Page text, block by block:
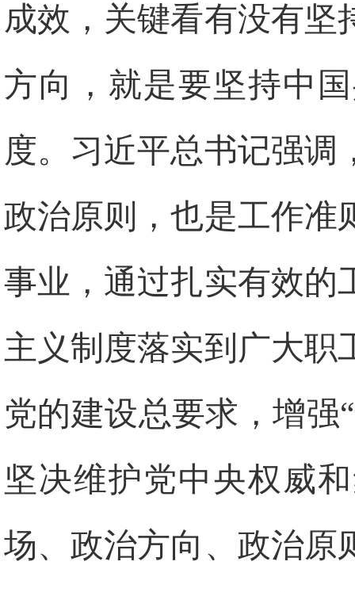
成效，关键看有没有坚
方向，就是要坚持中
度。习近平总书记强调
政治原则，也是工作准
事业，通过扎实有效的
主义制度落实到广大职
党的建设总要求，增强
坚决维护党中央权威
场、政治方向、政治原